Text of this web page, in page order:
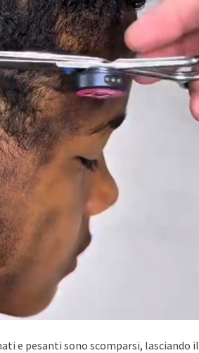
e pesanti sono scomparsi, lasciando il